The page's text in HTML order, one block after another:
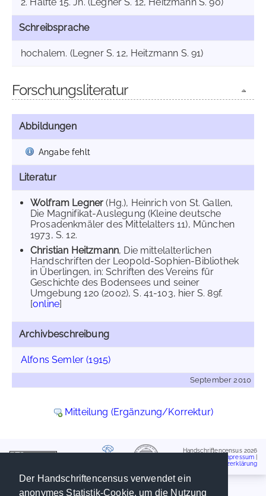
Der Handschriftencensus verwendet ein
anonymes Statistik-Cookie, um die Nutzung
Schreibsprache
hochalem. (Legner S. 12, Heitzmann S. 91)
Forschungsliteratur
Abbildungen
Angabe fehlt
Literatur
Wolfram Legner(Hg.), Heinrich von St. Gallen,
Die Magnifikat-Auslegung (Kleine deutsche
Prosadenkmäler des Mittelalters 11), München
1973, S. 12.
Christian Heitzmann, Die mittelalterlichen
Handschriften der Leopold-Sophien-Bibliothek
in Überlingen, in: Schriften des Vereins für
Geschichte des Bodensees und seiner
Umgebung 120 (2002), S. 41-103, hier S. 89f.
[online]
Archivbeschreibung
Alfons Semler (1915)
September 2010
Mitteilung (Ergänzung/Korrektur)
Handschriftencensus 2026
Impressum
Datenschutzerklärung